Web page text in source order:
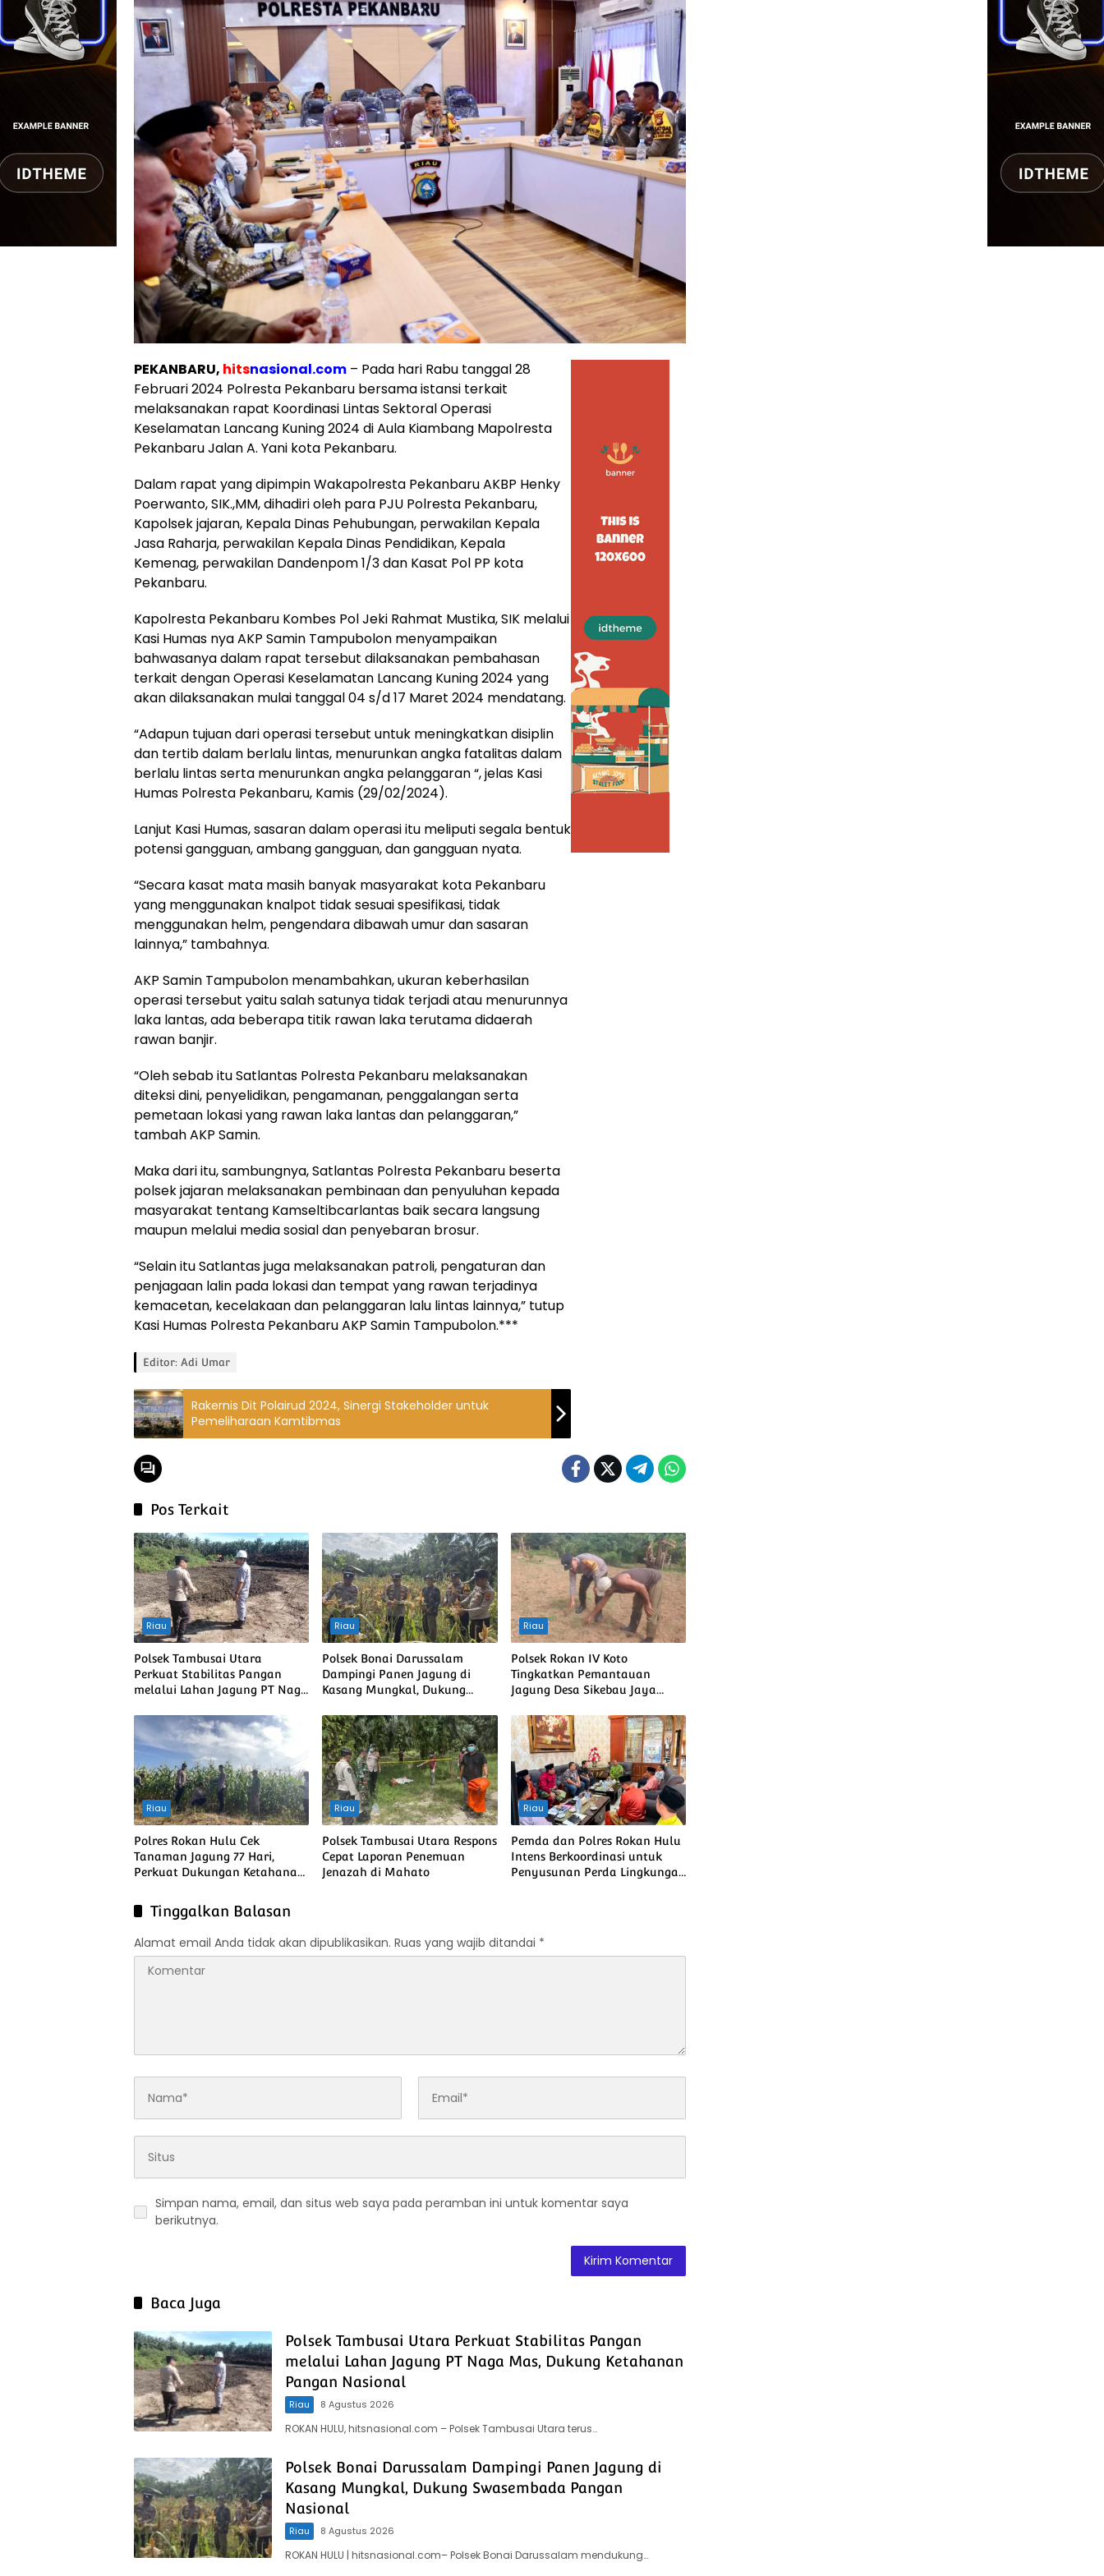
PEKANBARU, hitsnasional.com – Pada hari Rabu tanggal 28
Februari 2024 Polresta Pekanbaru bersama istansi terkait
melaksanakan rapat Koordinasi Lintas Sektoral Operasi
Keselamatan Lancang Kuning 2024 di Aula Kiambang Mapolresta
Pekanbaru Jalan A. Yani kota Pekanbaru.
Dalam rapat yang dipimpin Wakapolresta Pekanbaru AKBP Henky
Poerwanto, SIK.,MM, dihadiri oleh para PJU Polresta Pekanbaru,
Kapolsek jajaran, Kepala Dinas Pehubungan, perwakilan Kepala
Jasa Raharja, perwakilan Kepala Dinas Pendidikan, Kepala
Kemenag, perwakilan Dandenpom 1/3 dan Kasat Pol PP kota
Pekanbaru.
Kapolresta Pekanbaru Kombes Pol Jeki Rahmat Mustika, SIK melalui
Kasi Humas nya AKP Samin Tampubolon menyampaikan
bahwasanya dalam rapat tersebut dilaksanakan pembahasan
terkait dengan Operasi Keselamatan Lancang Kuning 2024 yang
akan dilaksanakan mulai tanggal 04 s/d 17 Maret 2024 mendatang.
“Adapun tujuan dari operasi tersebut untuk meningkatkan disiplin
dan tertib dalam berlalu lintas, menurunkan angka fatalitas dalam
berlalu lintas serta menurunkan angka pelanggaran “, jelas Kasi
Humas Polresta Pekanbaru, Kamis (29/02/2024).
Lanjut Kasi Humas, sasaran dalam operasi itu meliputi segala bentuk
potensi gangguan, ambang gangguan, dan gangguan nyata.
“Secara kasat mata masih banyak masyarakat kota Pekanbaru
yang menggunakan knalpot tidak sesuai spesifikasi, tidak
menggunakan helm, pengendara dibawah umur dan sasaran
lainnya,” tambahnya.
AKP Samin Tampubolon menambahkan, ukuran keberhasilan
operasi tersebut yaitu salah satunya tidak terjadi atau menurunnya
laka lantas, ada beberapa titik rawan laka terutama didaerah
rawan banjir.
“Oleh sebab itu Satlantas Polresta Pekanbaru melaksanakan
diteksi dini, penyelidikan, pengamanan, penggalangan serta
pemetaan lokasi yang rawan laka lantas dan pelanggaran,”
tambah AKP Samin.
Maka dari itu, sambungnya, Satlantas Polresta Pekanbaru beserta
polsek jajaran melaksanakan pembinaan dan penyuluhan kepada
masyarakat tentang Kamseltibcarlantas baik secara langsung
maupun melalui media sosial dan penyebaran brosur.
“Selain itu Satlantas juga melaksanakan patroli, pengaturan dan
penjagaan lalin pada lokasi dan tempat yang rawan terjadinya
kemacetan, kecelakaan dan pelanggaran lalu lintas lainnya,” tutup
Kasi Humas Polresta Pekanbaru AKP Samin Tampubolon.***
Editor: Adi Umar
Rakernis Dit Polairud 2024, Sinergi Stakeholder untuk
Pemeliharaan Kamtibmas
Pos Terkait
Riau
Polsek Tambusai Utara
Perkuat Stabilitas Pangan
melalui Lahan Jagung PT Naga
Pangan Nasional
Riau
Polsek Bonai Darussalam
Dampingi Panen Jagung di
Kasang Mungkal, Dukung
Riau
Polsek Rokan IV Koto
Tingkatkan Pemantauan
Jagung Desa Sikebau Jaya
Ketahanan Pangan Nasional
Riau
Polres Rokan Hulu Cek
Tanaman Jagung 77 Hari,
Perkuat Dukungan Ketahanan
Riau
Polsek Tambusai Utara Respons
Cepat Laporan Penemuan
Jenazah di Mahato
Riau
Pemda dan Polres Rokan Hulu
Intens Berkoordinasi untuk
Penyusunan Perda Lingkungan
Tinggalkan Balasan
Alamat email Anda tidak akan dipublikasikan. Ruas yang wajib ditandai *
Simpan nama, email, dan situs web saya pada peramban ini untuk komentar saya
berikutnya.
Baca Juga
Polsek Tambusai Utara Perkuat Stabilitas Pangan
melalui Lahan Jagung PT Naga Mas, Dukung Ketahanan
Pangan Nasional
Riau 8 Agustus 2026
ROKAN HULU, hitsnasional.com – Polsek Tambusai Utara terus…
Polsek Bonai Darussalam Dampingi Panen Jagung di
Kasang Mungkal, Dukung Swasembada Pangan
Nasional
Riau 8 Agustus 2026
ROKAN HULU | hitsnasional.com– Polsek Bonai Darussalam mendukung…